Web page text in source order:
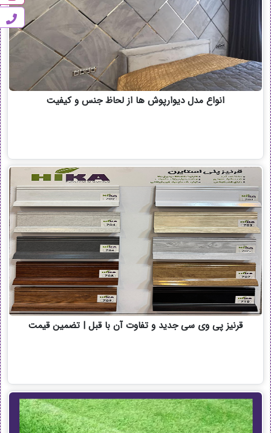
انواع مدل دیوارپوش ها از لحاظ جنس و کیفیت
قرنیز پی وی سی جدید و تفاوت آن با قبل | تضمین قیمت